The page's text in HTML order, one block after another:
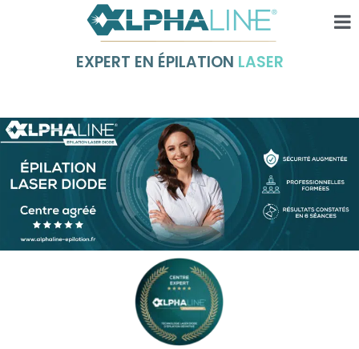
EXPERT EN ÉPILATION LASER